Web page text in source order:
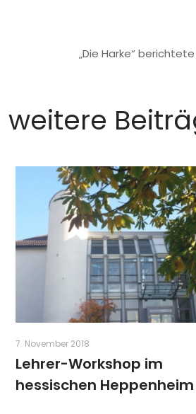
„Die Harke“
weitere
7. November 2018
Lehrer-Workshop im
hessischen Heppenheim